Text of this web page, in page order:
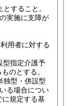
すること。
実施に支障が
用者に対する
型指定介護予
のとする。
独型・併設型
る場合につい
に規定する基